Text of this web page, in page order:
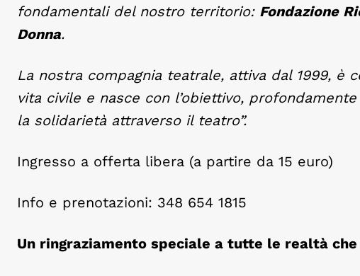
fondamentali del nostro territorio: Fondazione
Donna.
La nostra compagnia teatrale, attiva dal 1999,
vita civile e nasce con l’obiettivo,
la solidarietà attraverso il teatro”.
Ingresso a offerta libera (a partire da 15 euro)
Info e prenotazioni: 348 654 1815
Un ringraziamento speciale a tutte le realtà che